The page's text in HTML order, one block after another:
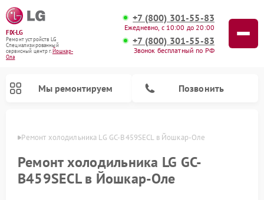
FIX-LG
Ремонт устройств LG
Специализированный
cервисный центр г.Йошкар-
Ола
+7 (800) 301-55-83
Ежедневно, с 10:00 до 20:00
+7 (800) 301-55-83
Звонок бесплатный по РФ
Мы ремонтируем Позвонить
Оле Ремонт холодильника LG GC-B459SECL в Йошкар-Оле
Ремонт холодильника LG GC-
B459SECL в Йошкар-Оле